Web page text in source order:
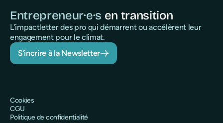
Entrepreneur·e·s en transition
L’impactletter des pro qui démarrent ou accélèrent leur
engagement pour le climat.
S’incrire à la Newsletter
Cookies
CGU
Politique de confidentialité